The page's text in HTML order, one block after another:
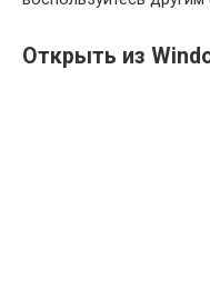
Открыть из